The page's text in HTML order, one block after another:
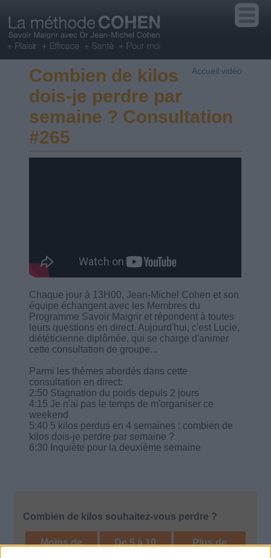
Accueil vidéo
Combien de kilos
dois-je perdre par
semaine ? Consultation
#265
Chaque jour à 13H00, Jean-Michel Cohen et son
équipe échangent avec les Membres du
Programme Savoir Maigrir et répondent à toutes
leurs questions en direct. Aujourd'hui, c'est Lucie,
diététicienne diplômée, qui se charge d'animer
cette consultation de groupe...
Parmi les thèmes abordés dans cette
consultation en direct:
2:50 Stagnation du poids depuis 2 jours
4:15 Je n'ai pas le temps de m'organiser ce
weekend
5:40 5 kilos perdus en 4 semaines : combien de
kilos dois-je perdre par semaine ?
6:30 Inquiète pour la deuxième semaine
Combien de kilos souhaitez-vous perdre ?
Moins de
De 5 à 10
Plus de